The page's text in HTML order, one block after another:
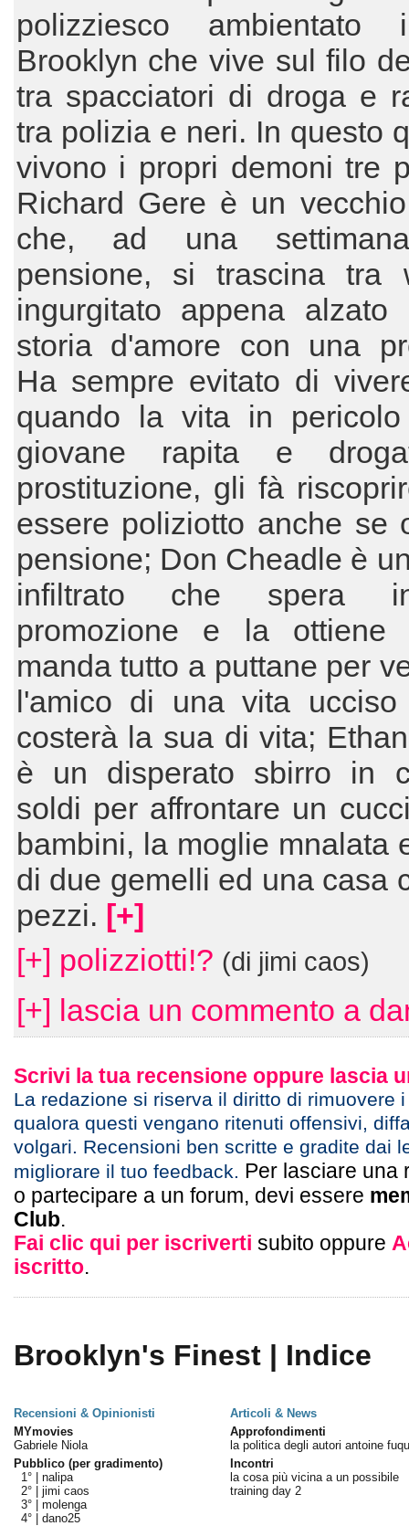
polizziesco
Brooklyn che vive sul filo
tra spacciatori di droga e
tra polizia e neri. In questo
vivono i propri demoni tre
Richard Gere è un
che, ad una
pensione, si trascina tra
ingurgitato appena
storia d'amore con una
Ha sempre evitato di
quando la vita in
giovane rapita e
prostituzione, gli fà
essere poliziotto anche se
pensione; Don Cheadle è
infiltrato che spera
promozione e la ottiene
manda tutto a puttane per
l'amico di una vita
costerà la sua di vita;
è un disperato sbirro in
soldi per affrontare un
bambini, la moglie mnalata
di due gemelli ed una casa
pezzi. [+]
[+] polizziotti!? (di jimi caos)
[+] lascia un commento a
Scrivi la tua recensione oppure lascia
La redazione si riserva il diritto di rimuovere
qualora questi vengano ritenuti offensivi,
volgari. Recensioni ben scritte e gradite dai
migliorare il tuo feedback. Per lasciare una
o partecipare a un forum, devi essere
Club.
Fai clic qui per iscriverti subito oppure
iscritto.
Brooklyn's Finest | Indice
Recensioni & Opinionisti
Articoli & News
MYmovies
Gabriele Niola
Pubblico (per gradimento)
1° | nalipa
2° | jimi caos
3° | molenga
4° | dano25
Approfondimenti
la politica degli autori antoine
Incontri
la cosa più vicina a un possibile
training day 2